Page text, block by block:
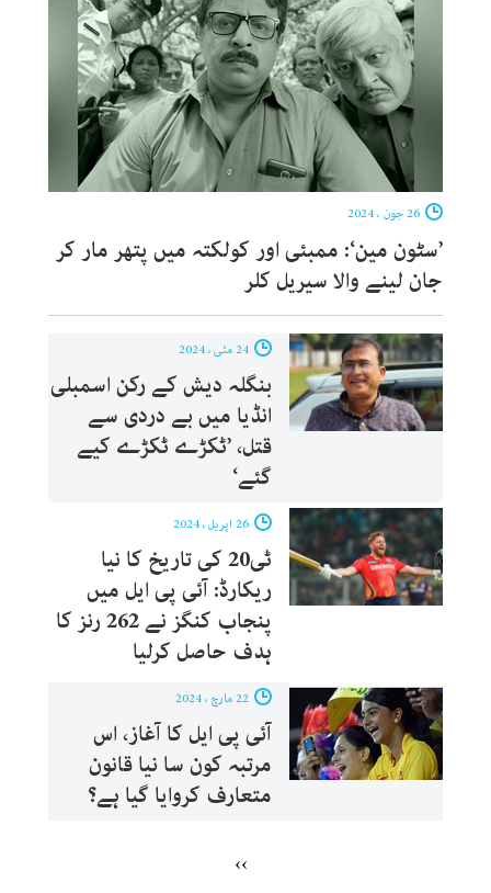
’سٹون مین‘: ممبئی اور کولکتہ میں پتھر مار کر
جان لینے والا سیریل کلر
بنگلہ دیش کے رکن اسمبلی
انڈیا میں بے دردی سے
قتل، ’ٹکڑے ٹکڑے کیے
گئے‘
ٹی20 کی تاریخ کا نیا
ریکارڈ: آئی پی ایل میں
پنجاب کنگز نے 262 رنز کا
ہدف حاصل کرلیا
آئی پی ایل کا آغاز، اس
مرتبہ کون سا نیا قانون
متعارف کروایا گیا ہے؟
››